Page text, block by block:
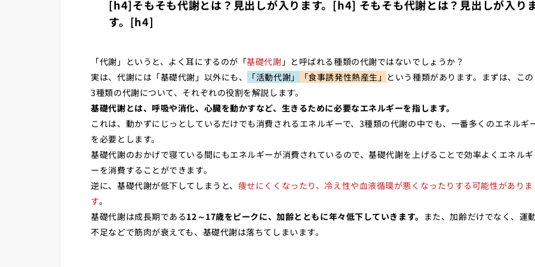
[h4]そもそも代謝とは？見出しが入ります。[h4] そもそも代謝とは？見出しが入り
す。[h4]
「代謝」というと、よく耳にするのが「基礎代謝 」と呼ばれる種類の代謝ではないでしょうか？
実は、代謝には「基礎代謝」以外にも、
「活動代謝」 「食事誘発性熱産生」 という種類があります。まずは、この
3種類の代謝について、それぞれの役割を解説します。
基礎代謝とは、呼吸や消化、心臓を動かすなど、生きるために必要なエネルギーを指します。
これは、動かずにじっとしているだけでも消費されるエネルギーで、3種類の代謝の中でも、一番多くのエネルギ
を必要とします。
基礎代謝のおかげで寝ている間にもエネルギーが消費されているので、基礎代謝を上げることで効率よくエネルギ
ーを消費することができます。
逆に、基礎代謝が低下してしまうと、 痩せにくくなったり、冷え性や血液循環が悪くなったりする可能性がありま
す。
基礎代謝は成長期である12～17歳をピークに、加齢とともに年々低下していきます。 また、加齢だけでなく、運
不足などで筋肉が衰えても、基礎代謝は落ちてしまいます。